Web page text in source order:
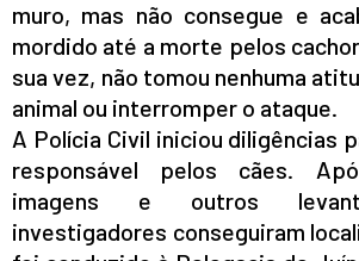
muro, mas não consegue e
mordido até a morte pelos
sua vez, não tomou nenhuma
animal ou interromper o ataque.
A Polícia Civil iniciou diligências
responsável pelos cães.
imagens e outros
investigadores conseguiram